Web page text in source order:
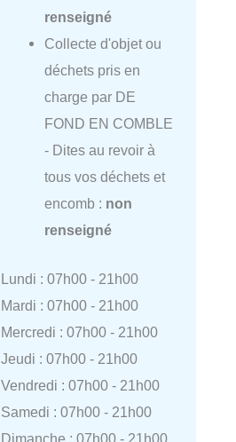
renseigné
Collecte d'objet ou
déchets pris en
charge par DE
FOND EN COMBLE
- Dites au revoir à
tous vos déchets et
encomb : non
renseigné
Lundi : 07h00 - 21h00
Mardi : 07h00 - 21h00
Mercredi : 07h00 - 21h00
Jeudi : 07h00 - 21h00
Vendredi : 07h00 - 21h00
Samedi : 07h00 - 21h00
Dimanche : 07h00 - 21h00